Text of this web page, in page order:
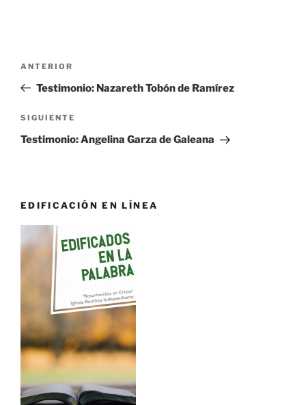
entradas
Entrada
anterior:
ANTERIOR
Testimonio: Nazareth Tobón de Ramírez
Siguiente
entrada
SIGUIENTE
Testimonio: Angelina Garza de Galeana
EDIFICACIÓN EN LÍNEA